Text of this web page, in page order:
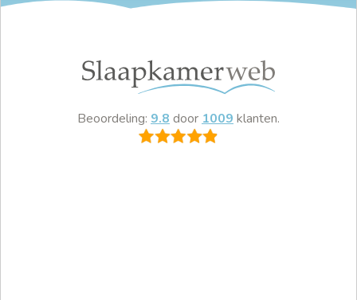
Beoordeling: 9.8 door 1009 klanten.